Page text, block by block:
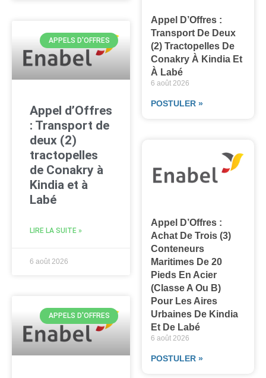
APPELS D'OFFRES
Appel d’Offres
: Transport de
deux (2)
tractopelles
de Conakry à
Kindia et à
Labé
LIRE LA SUITE »
6 août 2026
APPELS D'OFFRES
Appel D’Offres :
Transport De Deux
(2) Tractopelles De
Conakry À Kindia Et
À Labé
6 août 2026
POSTULER »
Appel D’Offres :
Achat De Trois (3)
Conteneurs
Maritimes De 20
Pieds En Acier
(classe A Ou B)
Pour Les Aires
Urbaines De Kindia
Et De Labé
6 août 2026
POSTULER »